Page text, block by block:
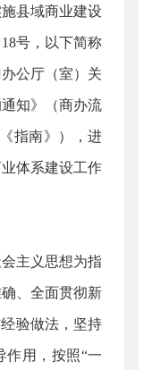
县域商业建设
号，以下简称
公厅（室）关
知》（商办流
指南》），进
体系建设工作
主义思想为指
、全面贯彻新
验做法，坚持
作用，按照“一